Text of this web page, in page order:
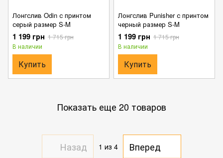
Лонгслив Odin с принтом
серый размер S-M
1 199 грн 1 715 грн
В наличии
Купить
Лонгслив Punisher с принтом
черный размер S-M
1 199 грн 1 715 грн
В наличии
Купить
Показать еще 20 товаров
Назад 1 из 4 Вперед